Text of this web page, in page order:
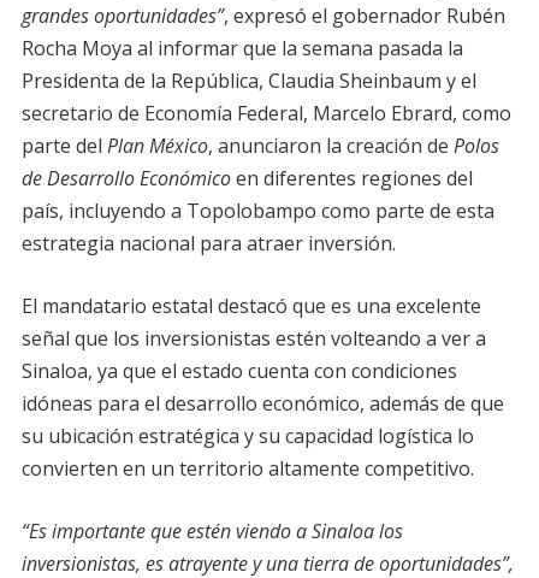
grandes oportunidades”, expresó el gobernador Rubén
Rocha Moya al informar que la semana pasada la
Presidenta de la República, Claudia Sheinbaum y el
secretario de Economía Federal, Marcelo Ebrard, como
parte del Plan México, anunciaron la creación de Polos
de Desarrollo Económicoen diferentes regiones del
país, incluyendo a Topolobampo como parte de esta
estrategia nacional para atraer inversión.
El mandatario estatal destacó que es una excelente
señal que los inversionistas estén volteando a ver a
Sinaloa, ya que el estado cuenta con condiciones
idóneas para el desarrollo económico, además de que
su ubicación estratégica y su capacidad logística lo
convierten en un territorio altamente competitivo.
“Es importante que estén viendo a Sinaloa los
inversionistas, es atrayente y una tierra de oportunidades”,